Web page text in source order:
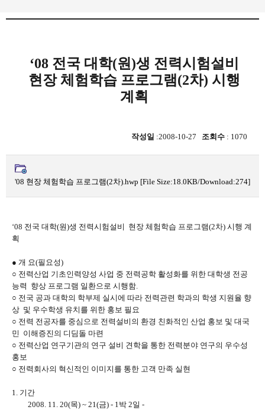
‘08 전국 대학(원)생 전력시험설비
현장 체험학습 프로그램(2차) 시행
계획
작성일 :2008-10-27 조회수 : 1070
'08 현장 체험학습 프로그램(2차).hwp [File Size:18.0KB/Download:274]
‘08 전국 대학(원)생 전력시험설비 현장 체험학습 프로그램(2차) 시행 계
획
● 개 요(필요성)
○ 전력산업 기초인력양성 사업 중 전력공학 활성화를 위한 대학생 전공
능력 향상 프로그램 일환으로 시행함.
○ 전국 공과 대학의 학부제 실시에 따라 전력관련 학과의 학생 지원율 향
상 및 우수학생 유치를 위한 홍보 필요
○ 전력 전공자를 중심으로 전력설비의 환경 친화적인 산업 홍보 및 대국
민 이해증진의 디딤돌 마련
○ 전력산업 연구기관의 연구 설비 견학을 통한 전력분야 연구의 우수성
홍보
○ 전력회사의 혁신적인 이미지를 통한 고객 만족 실현
1. 기간
2008. 11. 20(목) ~ 21(금) - 1박 2일 -